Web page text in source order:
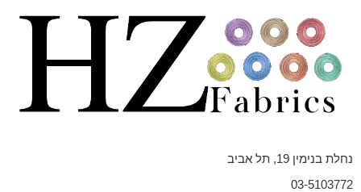
נחלת בנימין 19, תל אביב
03-5103772